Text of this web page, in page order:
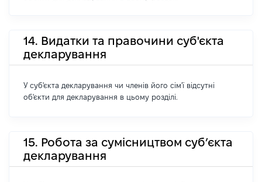
14. Видатки та правочини суб'єкта
декларування
У суб'єкта декларування чи членів його сім'ї відсутні
об'єкти для декларування в цьому розділі.
15. Робота за сумісництвом суб’єкта
декларування